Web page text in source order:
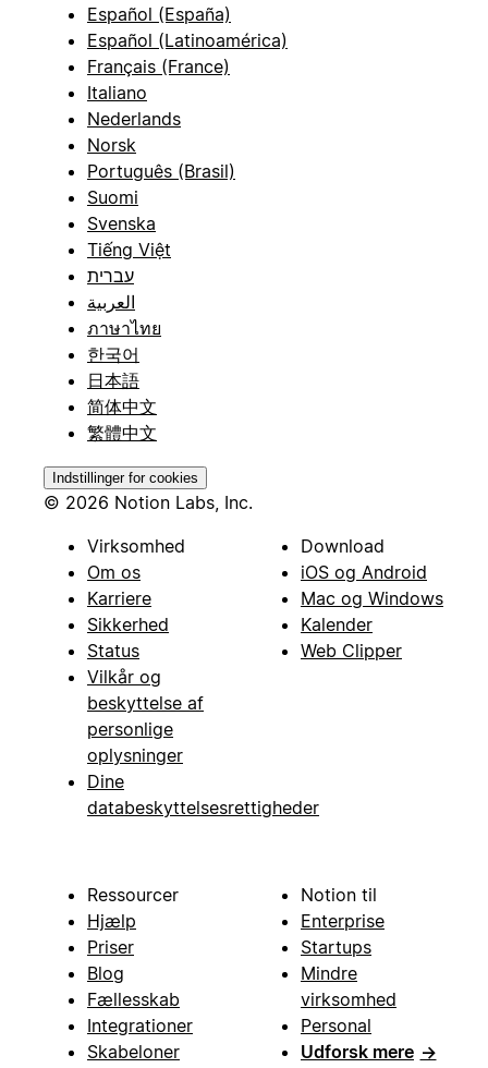
Español (España)
Español (Latinoamérica)
Français (France)
Italiano
Nederlands
Norsk
Português (Brasil)
Suomi
Svenska
Tiếng Việt
עברית
العربية
ภาษาไทย
한국어
日本語
简体中文
繁體中文
Indstillinger for cookies
© 2026 Notion Labs, Inc.
Virksomhed
Om os
Karriere
Sikkerhed
Status
Vilkår og
beskyttelse af
personlige
oplysninger
Dine
databeskyttelsesrettigheder
Download
iOS og Android
Mac og Windows
Kalender
Web Clipper
Ressourcer
Hjælp
Priser
Blog
Fællesskab
Integrationer
Skabeloner
Notion til
Enterprise
Startups
Mindre
virksomhed
Personal
Udforsk mere →